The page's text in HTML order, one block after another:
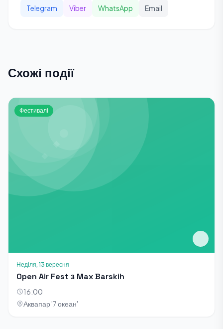
Telegram Viber WhatsApp Email
Схожі події
Фестивалі
Неділя, 13 вересня
Open Air Fest з Max Barskih
16:00
Аквапар '7 океан'